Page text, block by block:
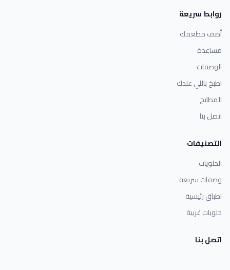
روابط سريعة
أضف مطعمك
مساعدة
الوصفات
اطبخ باللي عندك
المطابخ
اتصل بنا
التصنيفات
الحلويات
وصفات سريعة
اطباق رئيسية
حلويات غربية
اتصل بنا